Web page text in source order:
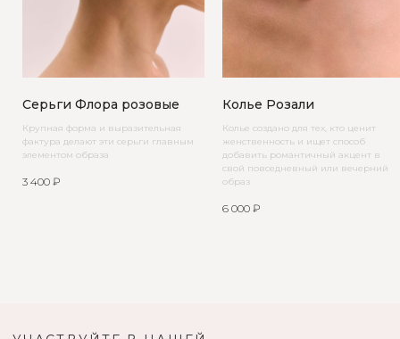
Серьги Флора розовые
Крупная форма и выразительная
фактура делают эти серьги главным
элементом образа
3 400 ₽
Колье Розали
Колье создано для тех, кто ценит
женственность и ищет способ
добавить романтичный акцент в
свой повседневный или вечерний
образ
6 000 ₽